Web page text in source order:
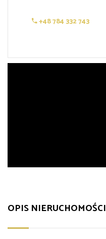
+48 784 332 743
OPIS NIERUCHOMOŚCI